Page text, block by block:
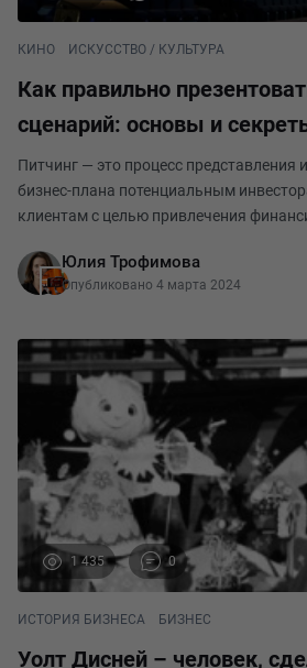
КИНО ИСКУССТВО / КУЛЬТУРА
Как правильно
сценарий: основы и
Питчинг — это процесс представления
бизнес-плана потенциальным
клиентам с целью привлечения
краткого и убедительного выступления
Юлия Трофимова
Опубликовано 4 марта 2024
1 435 0
ИСТОРИЯ БИЗНЕСА БИЗНЕС
Уолт Дисней – человек,